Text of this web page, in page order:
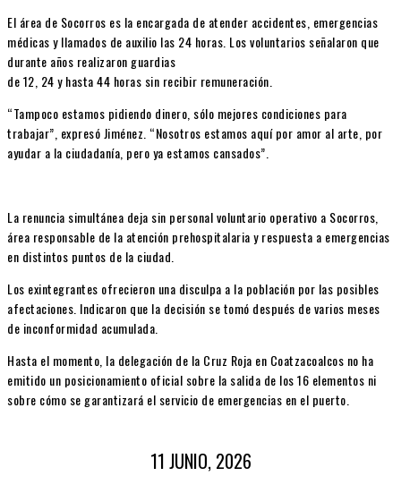
El área de Socorros es la encargada de atender accidentes, emergencias
médicas y llamados de auxilio las 24 horas. Los voluntarios señalaron que
durante años realizaron guardias
de12, 24 y hasta 44 horas sin recibir remuneración.
“Tampoco estamos pidiendo dinero, sólo mejores condiciones para
trabajar”, expresó Jiménez. “Nosotros estamos aquí por amor al arte, por
ayudar a la ciudadanía, pero ya estamos cansados”.
La renuncia simultánea deja sin personal voluntario operativo a Socorros,
área responsable de la atención prehospitalaria y respuesta a emergencias
en distintos puntos de la ciudad.
Los exintegrantes ofrecieron una disculpa a la población por las posibles
afectaciones. Indicaron que la decisión se tomó después de varios meses
de inconformidad acumulada.
Hasta el momento, la delegación de la Cruz Roja en Coatzacoalcos no ha
emitido un posicionamiento oficial sobre la salida de los 16 elementos ni
sobre cómo se garantizará el servicio de emergencias en el puerto.
11 JUNIO, 2026